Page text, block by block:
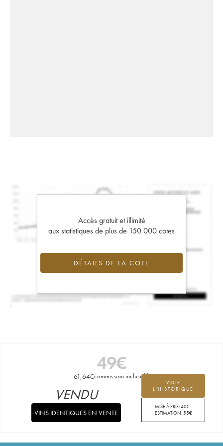
Accès gratuit et illimité
aux statistiques de plus de 150 000 cotes
DÉTAILS DE LA COTE
49€
61,64€commission incluse
VOIR
L'HISTORIQUE
MISE À PRIX:40€
ESTIMATION:55€
VENDU
VINS IDENTIQUES EN VENTE